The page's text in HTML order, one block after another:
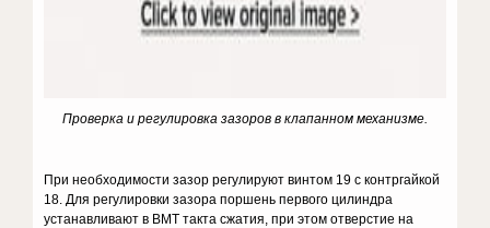
Проверка и регулировка зазоров в клапанном механизме.
При необходимости зазор регулируют винтом 19 с контргайкой
18. Для регулировки зазора поршень первого цилиндра
устанавливают в ВМТ такта сжатия, при этом отверстие на